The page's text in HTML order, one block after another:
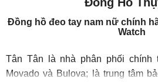
Đồng hồ đeo tay nam nữ chính
Watch
Tân Tân là nhà phân phối chính
Movado và Bulova; là trung tâm